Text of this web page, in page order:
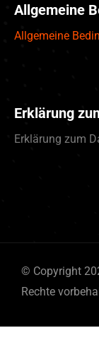
Allgemeine
Allgemeine
Erklärung
Erklärung zum
© Copyright
Rechte